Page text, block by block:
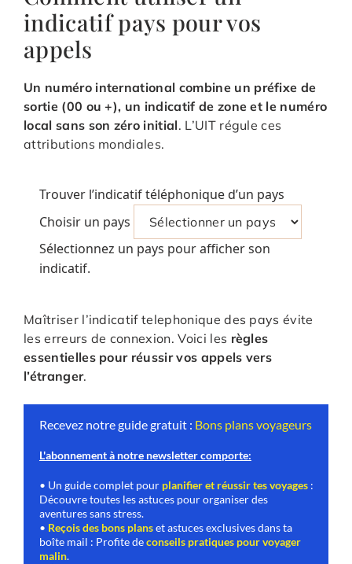
indicatif pays pour vos
appels
Un numéro international combine un préfixe de
sortie (00 ou +), un indicatif de zone et le numéro
local sans son zéro initial. L’UIT régule ces
attributions mondiales.
Trouver l’indicatif téléphonique d’un pays
Choisir un pays
Sélectionnez un pays pour afficher son
indicatif.
Maîtriser l’indicatif telephonique des pays évite
les erreurs de connexion. Voici les règles
essentielles pour réussir vos appels vers
l’étranger.